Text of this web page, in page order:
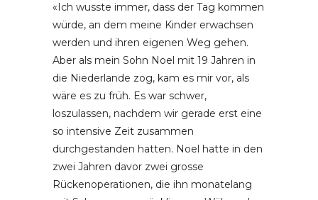
«Ich wusste immer, dass der Tag kommen
würde, an dem meine Kinder erwachsen
werden und ihren eigenen Weg gehen.
Aber als mein Sohn Noel mit 19 Jahren in
die Niederlande zog, kam es mir vor, als
wäre es zu früh. Es war schwer,
loszulassen, nachdem wir gerade erst eine
so intensive Zeit zusammen
durchgestanden hatten. Noel hatte in den
zwei Jahren davor zwei grosse
Rückenoperationen, die ihn monatelang